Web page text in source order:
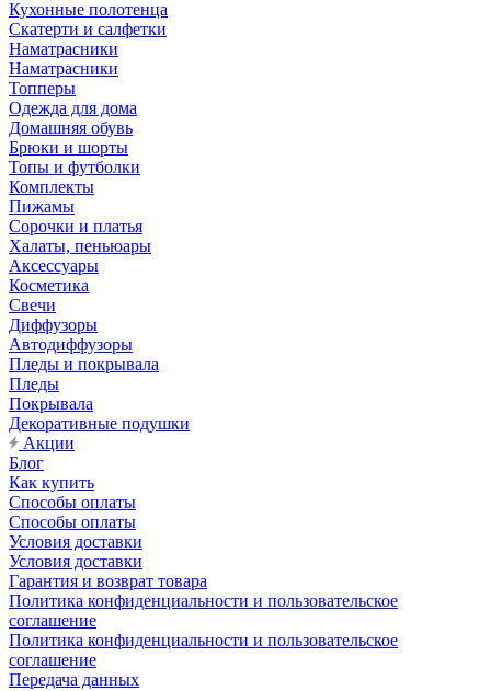
Кухонные полотенца
Скатерти и салфетки
Наматрасники
Наматрасники
Топперы
Одежда для дома
Домашняя обувь
Брюки и шорты
Топы и футболки
Комплекты
Пижамы
Сорочки и платья
Халаты, пеньюары
Аксессуары
Косметика
Свечи
Диффузоры
Автодиффузоры
Пледы и покрывала
Пледы
Покрывала
Декоративные подушки
Акции
Блог
Как купить
Способы оплаты
Способы оплаты
Условия доставки
Условия доставки
Гарантия и возврат товара
Политика конфиденциальности и пользовательское
соглашение
Политика конфиденциальности и пользовательское
соглашение
Передача данных